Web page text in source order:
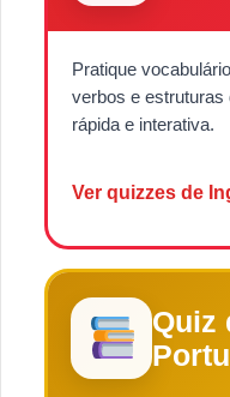
Pratique
verbos e estruturas
rápida e interativa.
Ver quizzes de
Quiz